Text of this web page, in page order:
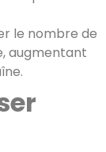
le nombre de
augmentant